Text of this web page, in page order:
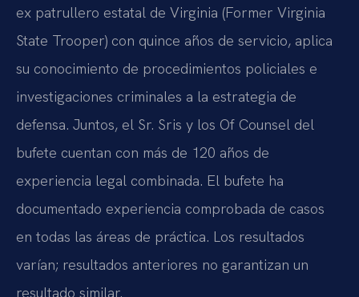
ex patrullero estatal de Virginia (Former Virginia
State Trooper) con quince años de servicio, aplica
su conocimiento de procedimientos policiales e
investigaciones criminales a la estrategia de
defensa. Juntos, el Sr. Sris y los Of Counsel del
bufete cuentan con más de 120 años de
experiencia legal combinada. El bufete ha
documentado experiencia comprobada de casos
en todas las áreas de práctica. Los resultados
varían; resultados anteriores no garantizan un
resultado similar.